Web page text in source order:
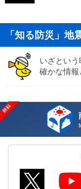
「知る防災」地
いざとい
確かな情